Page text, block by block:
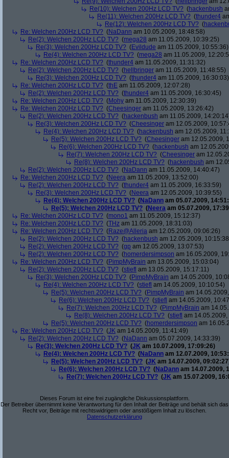
Re(10): Welchen 200Hz LCD TV? (hackenbush
Re(11): Welchen 200Hz LCD TV? (thunder4
Re(12): Welchen 200Hz LCD TV? (
Re: Welchen 200Hz LCD TV? (NaDann am 10.05.2009, 18:48:58)
Re(2): Welchen 200Hz LCD TV? (mega28 am 11.05.2009, 10:39:25)
Re(3): Welchen 200Hz LCD TV? (Evildude am 11.05.2009, 10:55:36)
Re(4): Welchen 200Hz LCD TV? (mega28 am 11.05.2009,
Re: Welchen 200Hz LCD TV? (thunder4 am 11.05.2009, 11:31:32)
Re(2): Welchen 200Hz LCD TV? (hellbringer am 11.05.2009, 11:48:55)
Re(3): Welchen 200Hz LCD TV? (thunder4 am 11.05.2009, 16:30:03)
Re: Welchen 200Hz LCD TV? (thE am 11.05.2009, 12:07:28)
Re(2): Welchen 200Hz LCD TV? (thunder4 am 11.05.2009, 16:30:45)
Re: Welchen 200Hz LCD TV? (Mohy am 11.05.2009, 12:30:39)
Re: Welchen 200Hz LCD TV? (Cheesinger am 11.05.2009, 13:26:42)
Re(2): Welchen 200Hz LCD TV? (hackenbush am 11.05.2009,
Re(3): Welchen 200Hz LCD TV? (Cheesinger am 12.05.2009,
Re(4): Welchen 200Hz LCD TV? (hackenbush am 12.05.2009,
Re(5): Welchen 200Hz LCD TV? (Cheesinger am 12.05.2009,
Re(6): Welchen 200Hz LCD TV? (hackenbush am
Re(7): Welchen 200Hz LCD TV? (Cheesinger am
Re(8): Welchen 200Hz LCD TV? (hackenbush am
Re(2): Welchen 200Hz LCD TV? (NaDann am 11.05.2009, 14:40:47)
Re: Welchen 200Hz LCD TV? (Neera am 11.05.2009, 13:52:00)
Re(2): Welchen 200Hz LCD TV? (thunder4 am 11.05.2009, 16:33:59)
Re(3): Welchen 200Hz LCD TV? (Neera am 12.05.2009, 10:39:55)
Re(4): Welchen 200Hz LCD TV? (NaDann am 05.07.2009,
Re(5): Welchen 200Hz LCD TV? (Neera am 05.07.2009,
Re: Welchen 200Hz LCD TV? (mono1 am 11.05.2009, 15:12:37)
Re: Welchen 200Hz LCD TV? (THz am 11.05.2009, 18:31:03)
Re: Welchen 200Hz LCD TV? (Raze@Alleria am 12.05.2009, 09:06:26)
Re(2): Welchen 200Hz LCD TV? (hackenbush am 12.05.2009,
Re(2): Welchen 200Hz LCD TV? (gp am 12.05.2009, 13:07:53)
Re(2): Welchen 200Hz LCD TV? (homerdersimpson am 16.05.2009,
Re: Welchen 200Hz LCD TV? (PimpMyBrain am 13.05.2009, 15:03:04)
Re(2): Welchen 200Hz LCD TV? (stiefl am 13.05.2009, 15:17:11)
Re(3): Welchen 200Hz LCD TV? (PimpMyBrain am 14.05.2009,
Re(4): Welchen 200Hz LCD TV? (stiefl am 14.05.2009, 10:10:54)
Re(5): Welchen 200Hz LCD TV? (PimpMyBrain am
Re(6): Welchen 200Hz LCD TV? (stiefl am 14.05.2009,
Re(7): Welchen 200Hz LCD TV? (PimpMyBrain am
Re(8): Welchen 200Hz LCD TV? (stiefl am 14.05.2009,
Re(5): Welchen 200Hz LCD TV? (homerdersimpson am
Re: Welchen 200Hz LCD TV? (JK am 14.05.2009, 11:41:49)
Re(2): Welchen 200Hz LCD TV? (NaDann am 05.07.2009, 14:33:39)
Re(3): Welchen 200Hz LCD TV? (JK am 10.07.2009, 17:09:26)
Re(4): Welchen 200Hz LCD TV? (NaDann am 12.07.2009,
Re(5): Welchen 200Hz LCD TV? (JK am 14.07.2009,
Re(6): Welchen 200Hz LCD TV? (NaDann am 14.07.2009,
Re(7): Welchen 200Hz LCD TV? (JK am 15.07.2009,
Dieses Forum ist eine frei zugängliche Diskussionsplattform.
Der Betreiber übernimmt keine Verantwortung für den Inhalt der Beiträge und behält sich das
Recht vor, Beiträge mit rechtswidrigem oder anstößigem Inhalt zu löschen.
Datenschutzerklärung